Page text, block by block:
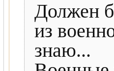
Должен
из
знаю...